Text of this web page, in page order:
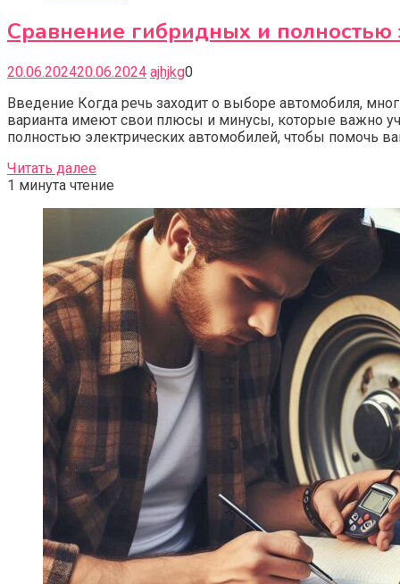
Сравнение гибридных и
20.06.202420.06.2024 ajhjkg0
Введение Когда речь заходит о выборе автомобиля,
варианта имеют свои плюсы и минусы, которые важно
полностью электрических автомобилей, чтобы помочь
Читать далее
1 минута чтение